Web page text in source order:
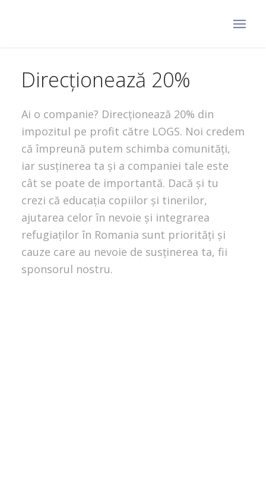
Direcționează 20%
Ai o companie? Direcționează 20% din
impozitul pe profit către LOGS. Noi credem
că împreună putem schimba comunități,
iar susținerea ta și a companiei tale este
cât se poate de importantă. Dacă și tu
crezi că educația copiilor și tinerilor,
ajutarea celor în nevoie și integrarea
refugiaților în Romania sunt priorități și
cauze care au nevoie de susținerea ta, fii
sponsorul nostru.